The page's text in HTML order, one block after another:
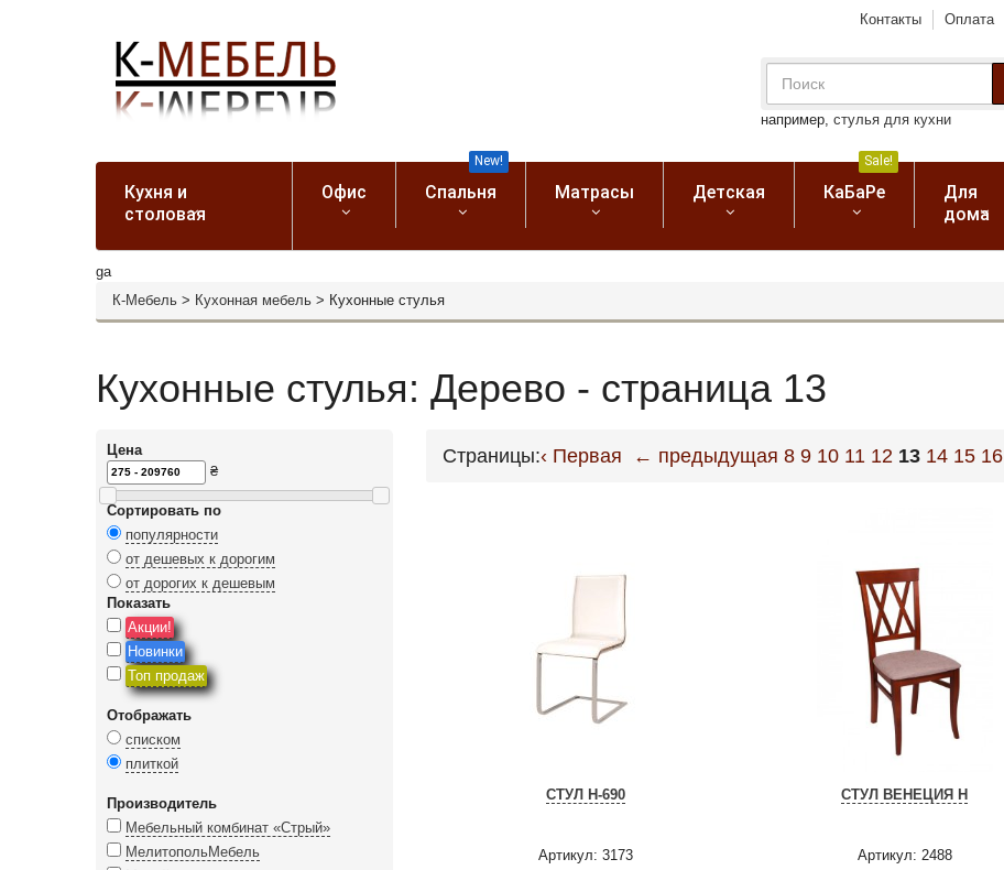
Контакты Оплата
например, стулья для кухни
Кухня и
столовая
Офис Спальня
New!
Матрасы Детская КаБаРе
Sale!
Для
дома
ga
К-Мебель > Кухонная мебель > Кухонные стулья
Кухонные стулья: Дерево - страница 13
Цена
₴
Сортировать по
популярности
от дешевых к дорогим
от дорогих к дешевым
Показать
Акции!
Новинки
Топ продаж
Отображать
списком
плиткой
Производитель
Мебельный комбинат «Стрый»
МелитопольМебель
Страницы:‹ Первая ← предыдущая 8 9 10 11 12 13 14 15 16
СТУЛ H-690
Артикул: 3173
СТУЛ ВЕНЕЦИЯ Н
Артикул: 2488